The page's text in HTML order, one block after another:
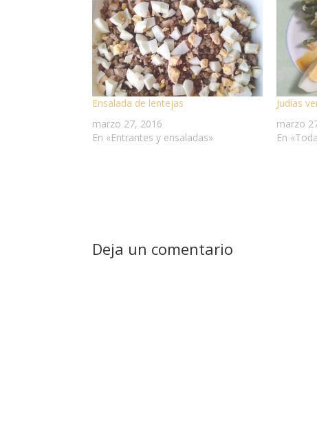
Ensalada de lentejas
marzo 27, 2016
En «Entrantes y ensaladas»
Judías
marzo
En
Deja un comentario